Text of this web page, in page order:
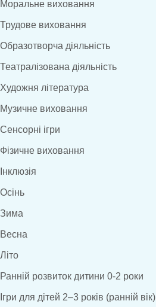
Моральне виховання
Трудове виховання
Образотворча діяльність
Театралізована діяльність
Художня література
Музичне виховання
Сенсорні ігри
Фізичне виховання
Інклюзія
Осінь
Зима
Весна
Літо
Ранній розвиток дитини 0-2 роки
Ігри для дітей 2–3 років (ранній вік)